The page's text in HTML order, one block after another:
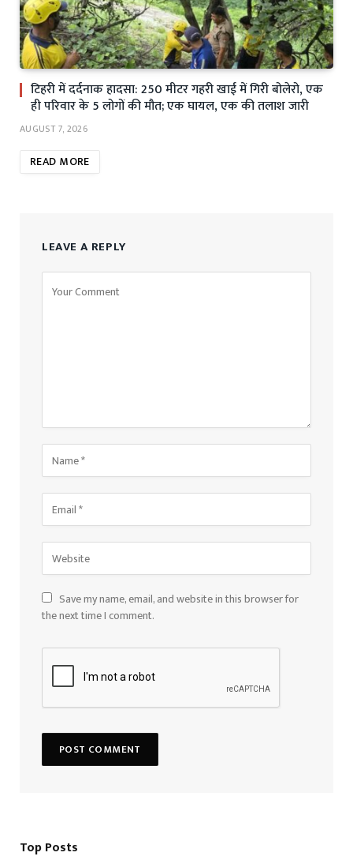
टिहरी में दर्दनाक हादसा: 250 मीटर गहरी खाई में गिरी बोलेरो, एक
ही परिवार के 5 लोगों की मौत; एक घायल, एक की तलाश जारी
AUGUST 7, 2026
READ MORE
LEAVE A REPLY
Save my name, email, and website in this browser for
the next time I comment.
Top Posts